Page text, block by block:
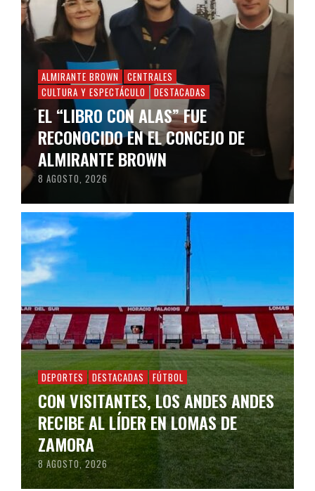
ALMIRANTE BROWN
CENTRALES
CULTURA Y ESPECTÁCULO
DESTACADAS
EL “LIBRO CON ALAS” FUE
RECONOCIDO EN EL CONCEJO DE
ALMIRANTE BROWN
8 AGOSTO, 2026
DEPORTES DESTACADAS FÚTBOL
CON VISITANTES, LOS ANDES ANDES
RECIBE AL LÍDER EN LOMAS DE
ZAMORA
8 AGOSTO, 2026